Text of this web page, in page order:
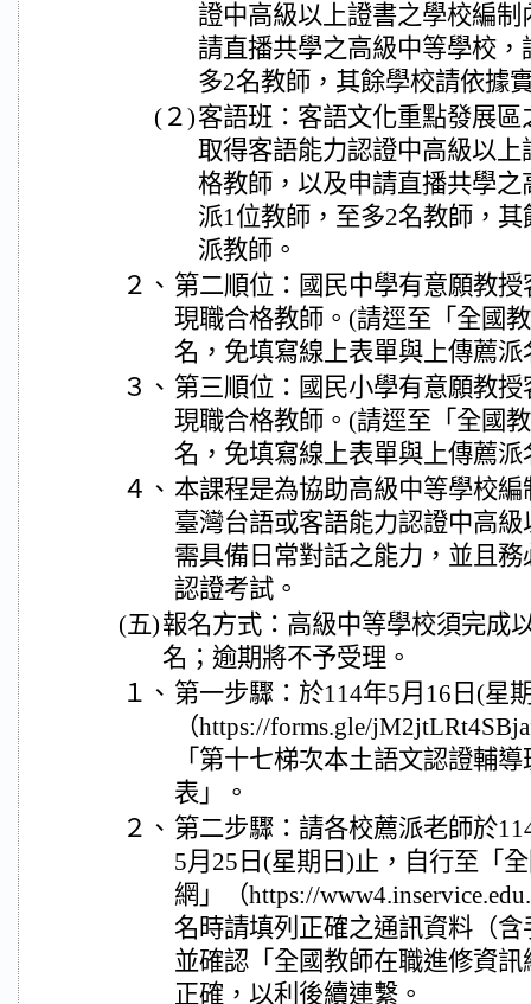
證中高級以上證書之學校編
請直播共學之高級中等學校
多2名教師，其餘學校請依據
(２)客語班：客語文化重點發展
取得客語能力認證中高級以
格教師，以及申請直播共學
派1位教師，至多2名教師，
派教師。
２、 第二順位：國民中學有意願教
現職合格教師。(請逕至「全國
名，免填寫線上表單與上傳薦
３、 第三順位：國民小學有意願教
現職合格教師。(請逕至「全國
名，免填寫線上表單與上傳薦
４、 本課程是為協助高級中等學校
臺灣台語或客語能力認證中高
需具備日常對話之能力，並且
認證考試。
(五)報名方式：高級中等學校須完成
名；逾期將不予受理。
１、 第一步驟：於114年5月16日(星
（https://forms.gle/
「第十七梯次本土語文認證輔
表」。
２、 第二步驟：請各校薦派老師於
5月25日(星期日)止，自行至「
網」（https://
名時請填列正確之通訊資料（
並確認「全國教師在職進修資
正確，以利後續連繫。